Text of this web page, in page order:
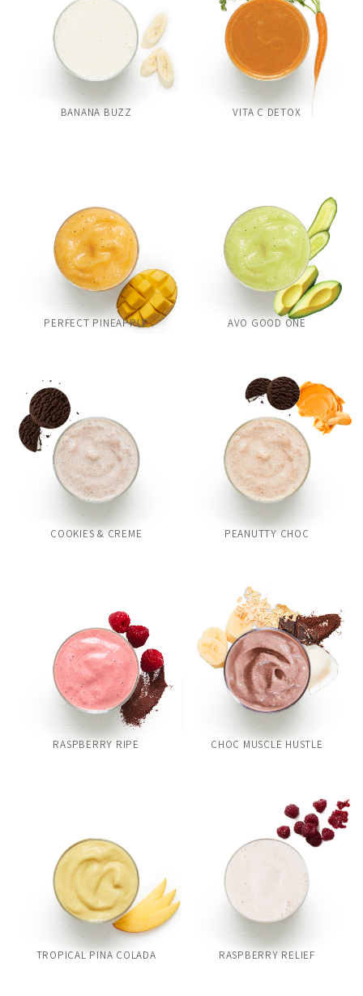
BANANA BUZZ VITA C DETOX
PERFECT PINEAPPLE AVO GOOD ONE
COOKIES & CREME PEANUTTY CHOC
RASPBERRY RIPE CHOC MUSCLE HUSTLE
TROPICAL PINA COLADA RASPBERRY RELIEF